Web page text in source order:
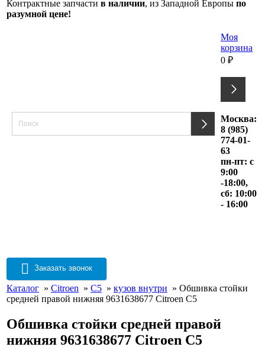
Контрактные запчасти в наличии, из Западной Европы по
разумной цене!
Моя
корзина
0 ₽
Москва:
8 (985)
774-01-
63
пн-пт: с
9:00
-18:00,
сб: 10:00
- 16:00
Заказать звонок
Каталог » Citroen » C5 » кузов внутри » Обшивка стойки
средней правой нижняя 9631638677 Citroen C5
Обшивка стойки средней правой
нижняя 9631638677 Citroen C5